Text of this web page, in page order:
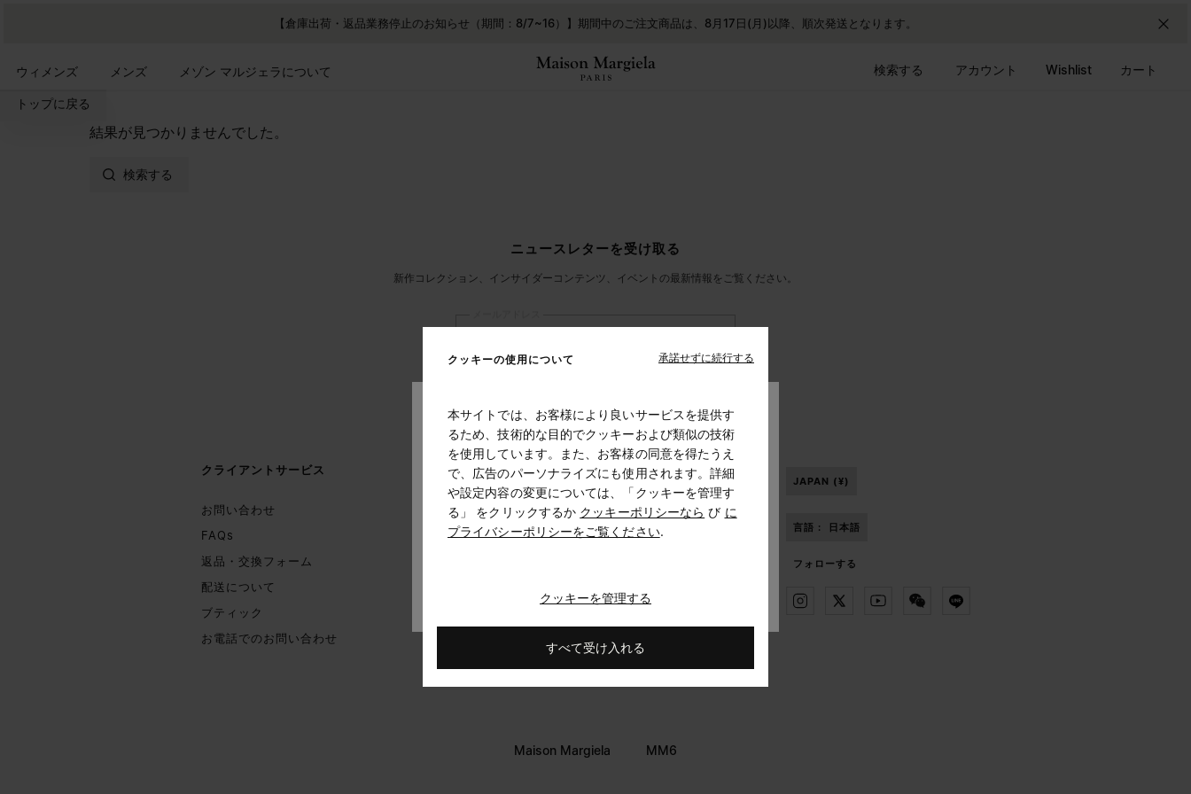
【倉庫出荷・返品業務停止のお知らせ（期間：8/7~16）】期間中のご注文商品は、8月17日(月)以降、順次発送となります。
ウィメンズ メンズ メゾン マルジェラについて 検索する アカウント Wishlist カート
トップに戻る
結果が見つかりませんでした。
検索する
ニュースレターを受け取る
新作コレクション、インサイダーコンテンツ、イベントの最新情報をご覧ください。
ウィメンズ メンズ 回答しない
プライバシーポリシーを読み、私はマルジェラ S.A.S.U. がプライバ
シーポリシー
の 3.1.b) 項に記載されたマーケティング*目的のために
私の個人データを処理することを承認します。
クライアントサービス
お問い合わせ
FAQs
返品・交換フォーム
配送について
ブティック
お電話でのお問い合わせ
メゾン マルジェラについて
ご利用規約
プライバシー
JAPAN (¥)
言語 : 日本語
フォローする
Maison Margiela MM6
お住まいの場所を選択してください
United Statesを選択しています。住所を更新しますか？
United States
Japan
クッキーの使用について 承諾せずに続行する
本サイトでは、お客様により良いサービスを提供す
るため、技術的な目的でクッキーおよび類似の技術
を使用しています。また、お客様の同意を得たうえ
で、広告のパーソナライズにも使用されます。詳細
や設定内容の変更については、「クッキーを管理す
る」 をクリックするか クッキーポリシーなら び に
プライバシーポリシーをご覧ください.
クッキーを管理する
すべて受け入れる